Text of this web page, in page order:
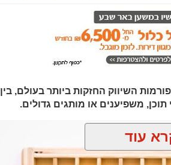
השיווק החזקות ביותר בעולם, בין
משפיענים או מותגים גדולים.
עוד